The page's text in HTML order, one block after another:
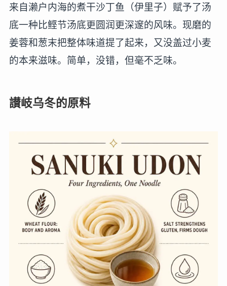
来自濑户内海的煮干沙丁鱼（伊里子）赋予了汤
底一种比鲣节汤底更圆润更深邃的风味。现磨的
姜蓉和葱末把整体味道提了起来，又没盖过小麦
的本来滋味。简单，没错，但毫不乏味。
讃岐乌冬的原料